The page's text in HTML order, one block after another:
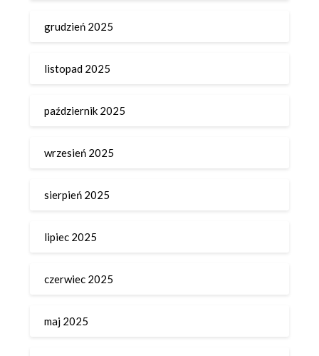
grudzień 2025
listopad 2025
październik 2025
wrzesień 2025
sierpień 2025
lipiec 2025
czerwiec 2025
maj 2025